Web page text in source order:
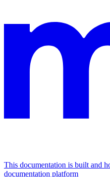
This documentation is built and
documentation platform